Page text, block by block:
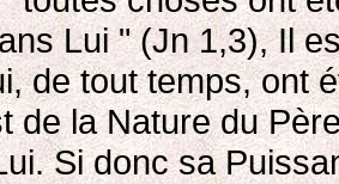
Lui " (Jn 1,3), Il
de tout temps, ont
de la Nature du
Si donc sa